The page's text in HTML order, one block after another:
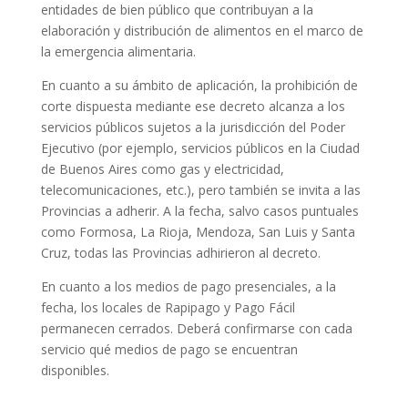
entidades de bien público que contribuyan a la
elaboración y distribución de alimentos en el marco de
la emergencia alimentaria.
En cuanto a su ámbito de aplicación, la prohibición de
corte dispuesta mediante ese decreto alcanza a los
servicios públicos sujetos a la jurisdicción del Poder
Ejecutivo (por ejemplo, servicios públicos en la Ciudad
de Buenos Aires como gas y electricidad,
telecomunicaciones, etc.), pero también se invita a las
Provincias a adherir. A la fecha, salvo casos puntuales
como Formosa, La Rioja, Mendoza, San Luis y Santa
Cruz, todas las Provincias adhirieron al decreto.
En cuanto a los medios de pago presenciales, a la
fecha, los locales de Rapipago y Pago Fácil
permanecen cerrados. Deberá confirmarse con cada
servicio qué medios de pago se encuentran
disponibles.